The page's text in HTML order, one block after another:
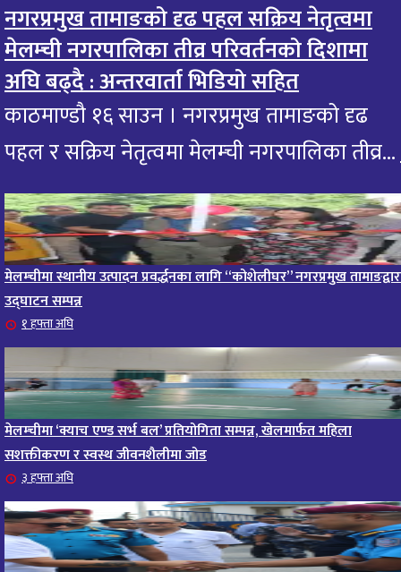
नगरप्रमुख तामाङको दृढ पहल सक्रिय नेतृत्वमा
मेलम्ची नगरपालिका तीव्र परिवर्तनको दिशामा
अघि बढ्दै : अन्तरवार्ता भिडियो सहित
काठमाण्डौ १६ साउन । नगरप्रमुख तामाङको दृढ
पहल र सक्रिय नेतृत्वमा मेलम्ची नगरपालिका तीव्र...
मेलम्चीमा स्थानीय उत्पादन प्रवर्द्धनका लागि “कोशेलीघर” नगरप्रमुख
उद्घाटन सम्पन्न
१ हफ्ता अघि
मेलम्चीमा ‘क्याच एण्ड सर्भ बल’ प्रतियोगिता सम्पन्न, खेलमार्फत महिला
सशक्तीकरण र स्वस्थ जीवनशैलीमा जोड
३ हफ्ता अघि